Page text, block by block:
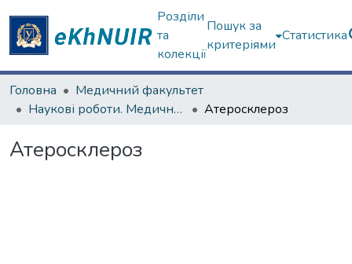
Розділи
та
колекції
Пошук за
критеріями
Статистика
Головна
Медичний факультет
Наукові роботи. Медичний факультет
Атеросклероз
Атеросклероз